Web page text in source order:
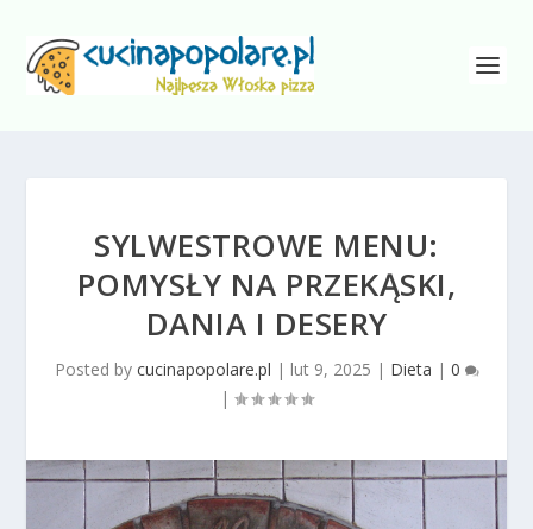
SYLWESTROWE MENU:
POMYSŁY NA PRZEKĄSKI,
DANIA I DESERY
Posted by cucinapopolare.pl | lut 9, 2025 | Dieta | 0
|